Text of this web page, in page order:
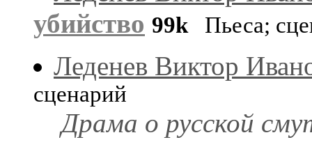
убийство 99k Пьеса;
Леденев Виктор
сценарий
Драма о русской